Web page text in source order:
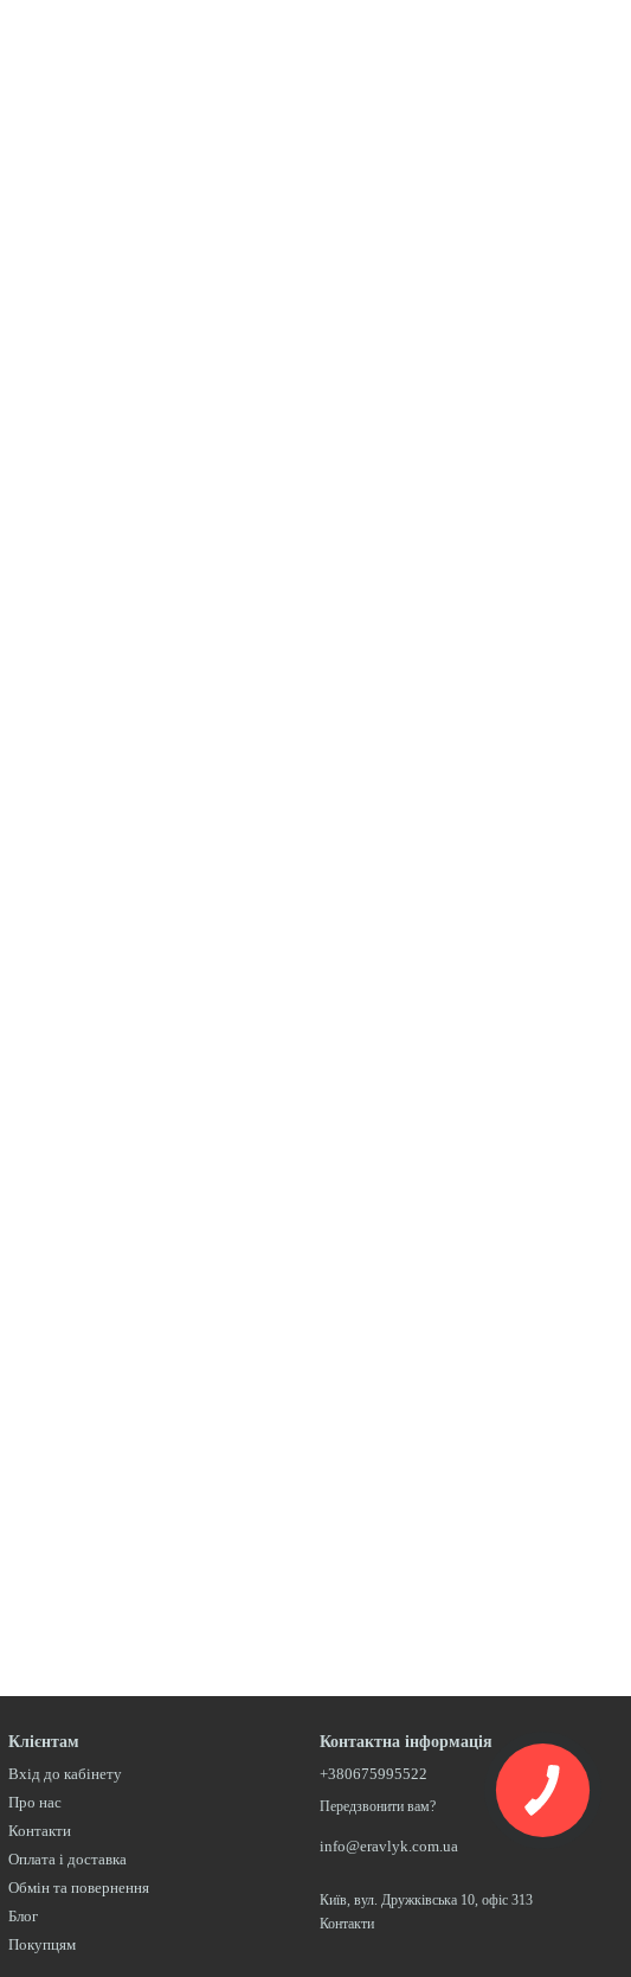
Клієнтам
Вхід до кабінету
Про нас
Контакти
Оплата і доставка
Обмін та повернення
Блог
Покупцям
Контактна інформація
+380675995522
Передзвонити вам?
info@eravlyk.com.ua
Київ, вул. Дружківська 10, офіс 313
Контакти